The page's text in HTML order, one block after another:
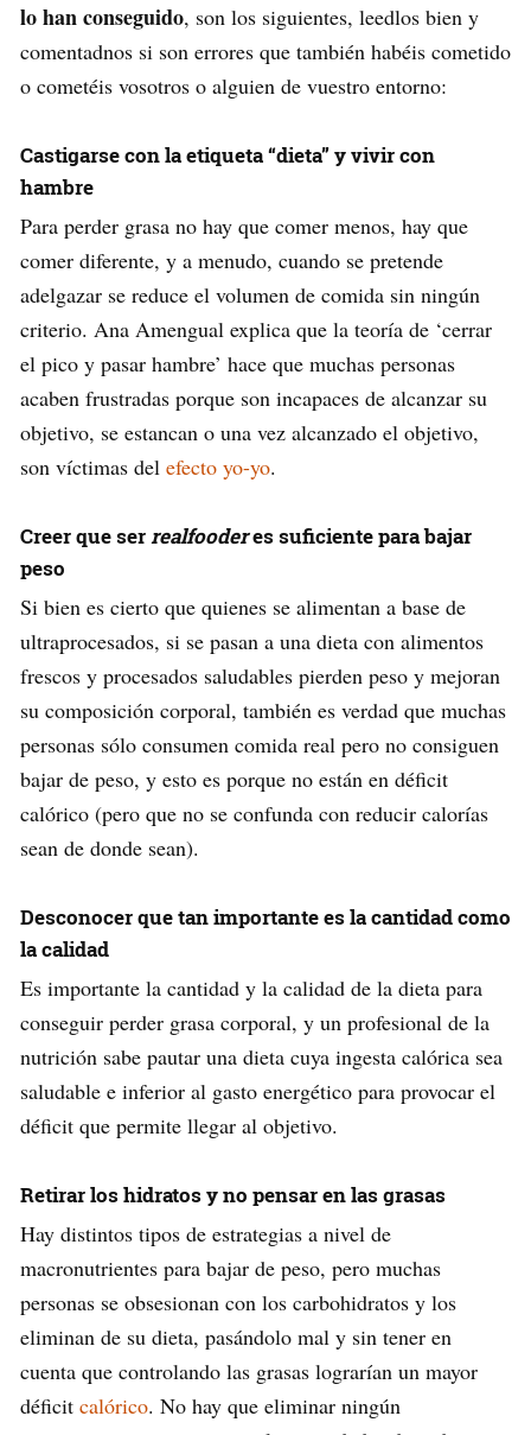
lo han conseguido, son los siguientes, leedlos bien y
comentadnos si son errores que también habéis cometido
o cometéis vosotros o alguien de vuestro entorno:
Castigarse con la etiqueta “dieta” y vivir con
hambre
Para perder grasa no hay que comer menos, hay que
comer diferente, y a menudo, cuando se pretende
adelgazar se reduce el volumen de comida sin ningún
criterio. Ana Amengual explica que la teoría de ‘cerrar
el pico y pasar hambre’ hace que muchas personas
acaben frustradas porque son incapaces de alcanzar su
objetivo, se estancan o una vez alcanzado el objetivo,
son víctimas del efecto yo-yo.
Creer que serrealfooderes suficiente para bajar
peso
Si bien es cierto que quienes se alimentan a base de
ultraprocesados, si se pasan a una dieta con alimentos
frescos y procesados saludables pierden peso y mejoran
su composición corporal, también es verdad que muchas
personas sólo consumen comida real pero no consiguen
bajar de peso, y esto es porque no están en déficit
calórico (pero que no se confunda con reducir calorías
sean de donde sean).
Desconocer que tan importante es la cantidad como
la calidad
Es importante la cantidad y la calidad de la dieta para
conseguir perder grasa corporal, y un profesional de la
nutrición sabe pautar una dieta cuya ingesta calórica sea
saludable e inferior al gasto energético para provocar el
déficit que permite llegar al objetivo.
Retirar los hidratos y no pensar en las grasas
Hay distintos tipos de estrategias a nivel de
macronutrientes para bajar de peso, pero muchas
personas se obsesionan con los carbohidratos y los
eliminan de su dieta, pasándolo mal y sin tener en
cuenta que controlando las grasas lograrían un mayor
déficit calórico. No hay que eliminar ningún